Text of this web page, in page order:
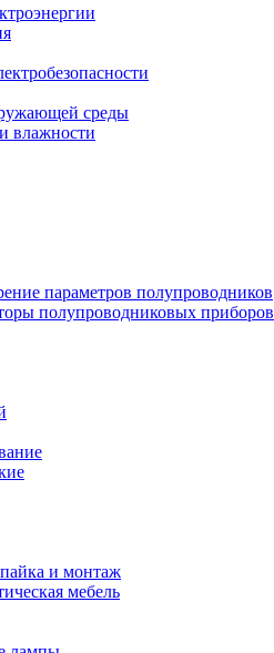
среды
влажности
параметров полупроводников
полупроводниковых приборов
и монтаж
мебель